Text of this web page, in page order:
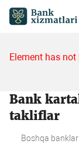
Element has
Bank
takliflar
Boshqa banklar